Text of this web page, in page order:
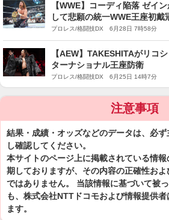
【WWE】コーディ陥落 ゼイ
して悲願の統一WWE王座初戴
プロレス/格闘技DX 6月28日 7時58分
【AEW】TAKESHITAがリコ
ターナショナル王座防衛
プロレス/格闘技DX 6月25日 14時7分
注意事項
結果・成績・オッズなどのデータは、必
し確認してください。
本サイトのページ上に掲載されている情
期しておりますが、その内容の正確性お
ではありません。 当該情報に基づいて被
も、株式会社NTTドコモおよび情報提供
ます。